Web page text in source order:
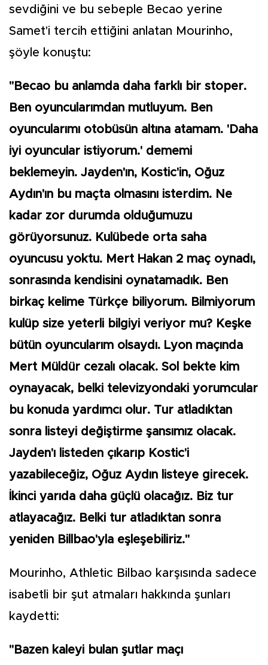
sevdiğini ve bu sebeple Becao yerine
Samet'i tercih ettiğini anlatan Mourinho,
şöyle konuştu:
"Becao bu anlamda daha farklı bir stoper.
Ben oyuncularımdan mutluyum. Ben
oyuncularımı otobüsün altına atamam. 'Daha
iyi oyuncular istiyorum.' dememi
beklemeyin. Jayden'ın, Kostic'in, Oğuz
Aydın'ın bu maçta olmasını isterdim. Ne
kadar zor durumda olduğumuzu
görüyorsunuz. Kulübede orta saha
oyuncusu yoktu. Mert Hakan 2 maç oynadı,
sonrasında kendisini oynatamadık. Ben
birkaç kelime Türkçe biliyorum. Bilmiyorum
kulüp size yeterli bilgiyi veriyor mu? Keşke
bütün oyuncularım olsaydı. Lyon maçında
Mert Müldür cezalı olacak. Sol bekte kim
oynayacak, belki televizyondaki yorumcular
bu konuda yardımcı olur. Tur atladıktan
sonra listeyi değiştirme şansımız olacak.
Jayden'ı listeden çıkarıp Kostic'i
yazabileceğiz, Oğuz Aydın listeye girecek.
İkinci yarıda daha güçlü olacağız. Biz tur
atlayacağız. Belki tur atladıktan sonra
yeniden Billbao'yla eşleşebiliriz."
Mourinho, Athletic Bilbao karşısında sadece
isabetli bir şut atmaları hakkında şunları
kaydetti:
"Bazen kaleyi bulan şutlar maçı